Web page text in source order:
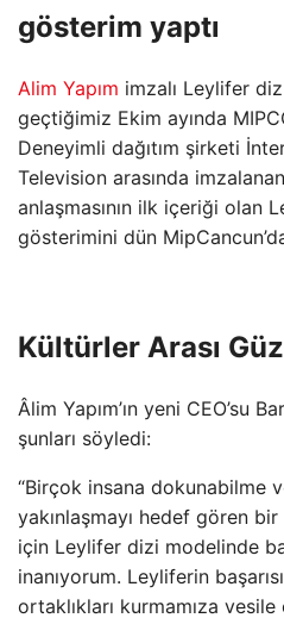
gösterim yaptı
Alim Yapım imzalı Leylifer
geçtiğimiz Ekim ayında
Deneyimli dağıtım şirketi
Television arasında
anlaşmasının ilk içeriği olan
gösterimini dün
Kültürler Arası
Âlim Yapım’ın yeni CEO’su
şunları söyledi:
“Birçok insana dokunabilme
yakınlaşmayı hedef gören
için Leylifer dizi modelinde
inanıyorum. Leyliferin
ortaklıkları kurmamıza